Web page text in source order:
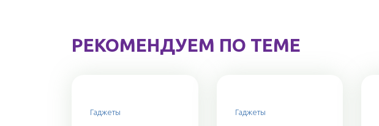
РЕКОМЕНДУЕМ ПО ТЕМЕ
Гаджеты Гаджеты